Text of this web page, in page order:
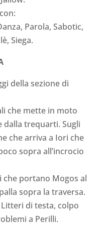
Parola, Sabotic,
Siega.
della sezione di
che mette in moto
dalla trequarti. Sugli
che arriva a Iori che
sopra all’incrocio
che portano Mogos al
sopra la traversa.
Litteri di testa, colpo
a Perilli.